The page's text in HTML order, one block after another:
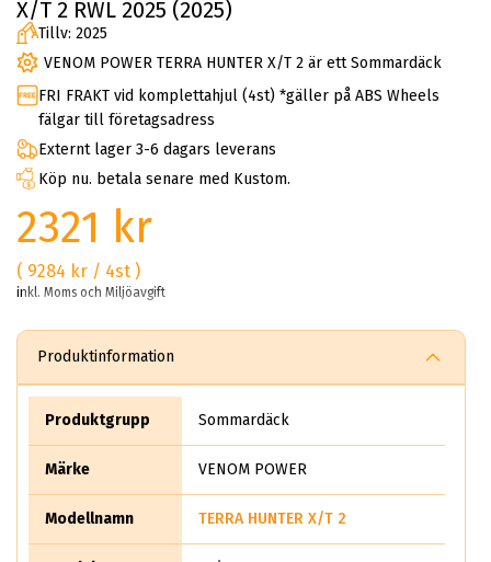
X/T 2 RWL 2025 (2025)
Tillv: 2025
VENOM POWER TERRA HUNTER X/T 2 är ett Sommardäck
FRI FRAKT vid komplettahjul (4st) *gäller på ABS Wheels
fälgar till företagsadress
Externt lager 3-6 dagars leverans
Köp nu. betala senare med Kustom.
2321 kr
( 9284 kr / 4st )
inkl. Moms och Miljöavgift
Produktinformation
Produktgrupp Sommardäck
Märke VENOM POWER
Modellnamn TERRA HUNTER X/T 2